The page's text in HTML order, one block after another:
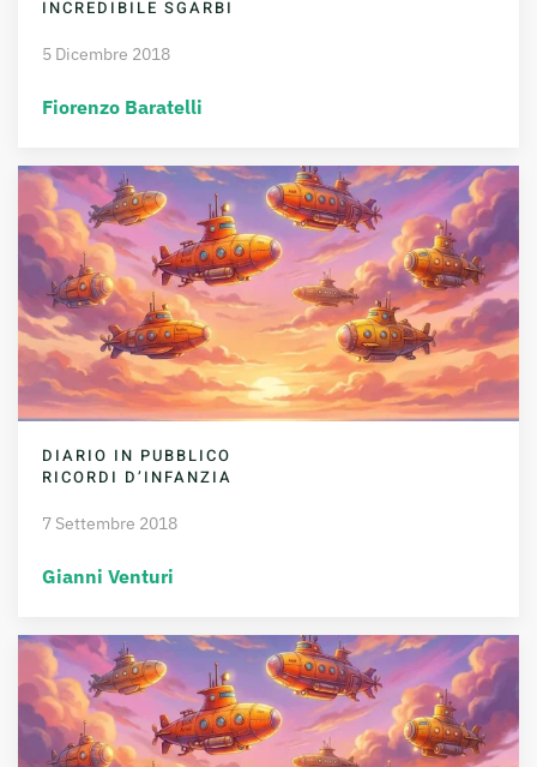
INCREDIBILE SGARBI
5 Dicembre 2018
Fiorenzo Baratelli
DIARIO IN PUBBLICO
RICORDI D’INFANZIA
7 Settembre 2018
Gianni Venturi